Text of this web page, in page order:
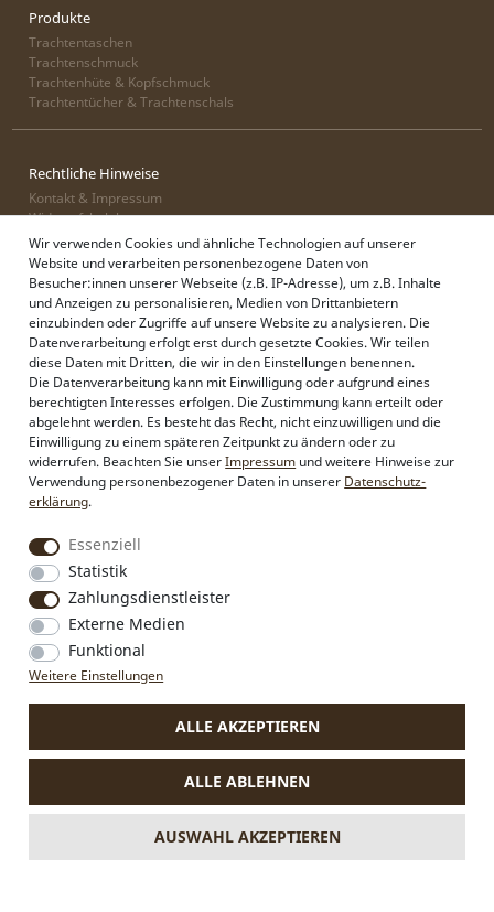
Produkte
Trachtentaschen
Trachtenschmuck
Trachtenhüte & Kopfschmuck
Trachtentücher & Trachtenschals
Rechtliche Hinweise
Kontakt & Impressum
Widerrufsbelehrung
Zahlung & Lieferung
Datenschutz
AGB
Alpenflüstern
Philosophie
Händlerbereich
Firmenkunden
Sonderanfertigungen
Pressebereich
Kontakt & Impressum
Social Media
Instagram
Facebook
VERTRAG WIDERRUFEN
Die durchgestrichenen Preise entsprechen dem bisherigen Preis
** Gilt für Lieferungen nach Deutschland. Lieferzeiten für andere
Wir verwenden Cookies und ähnliche Technologien auf unserer
Website und verarbeiten personenbezogene Daten von
Besucher:innen unserer Webseite (z.B. IP-Adresse), um z.B. Inhalte
und Anzeigen zu personalisieren, Medien von Drittanbietern
einzubinden oder Zugriffe auf unsere Website zu analysieren. Die
Datenverarbeitung erfolgt erst durch gesetzte Cookies. Wir teilen
diese Daten mit Dritten, die wir in den Einstellungen benennen.
Die Datenverarbeitung kann mit Einwilligung oder aufgrund eines
berechtigten Interesses erfolgen. Die Zustimmung kann erteilt oder
abgelehnt werden. Es besteht das Recht, nicht einzuwilligen und die
Einwilligung zu einem späteren Zeitpunkt zu ändern oder zu
widerrufen. Beachten Sie unserImpressum und weitere Hinweise zur
Verwendung personenbezogener Daten in unserer Daten­schutz­
erklärung.
Essenziell
Statistik
Zahlungsdienstleister
Externe Medien
Funktional
Weitere Einstellungen
ALLE AKZEPTIEREN
ALLE ABLEHNEN
AUSWAHL AKZEPTIEREN